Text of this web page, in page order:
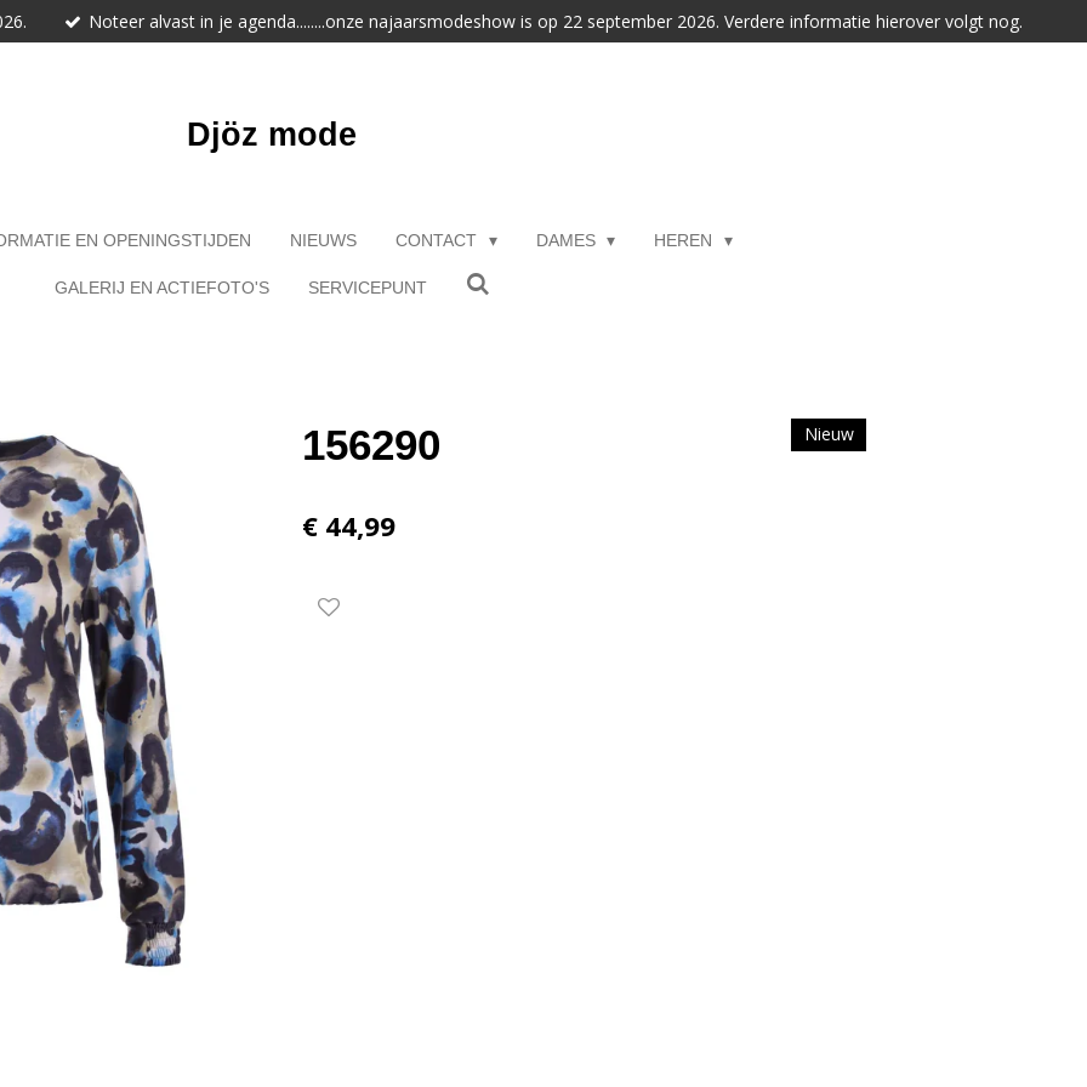
Noteer alvast in je agenda........onze najaarsmodeshow is op 22 september 2026. Verdere informatie hierover volgt nog.
Djöz mode
EN OPENINGSTIJDEN NIEUWS CONTACT DAMES HEREN
GALERIJ EN ACTIEFOTO'S SERVICEPUNT
156290 Nieuw
€ 44,99